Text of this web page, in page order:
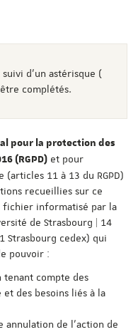
suivi d'un astérisque (
complétés.
pour la protection des
(RGPD) et pour
11 à 13 du RGPD)
recueillies sur ce
fichier informatisé par la
de Strasbourg | 14
Strasbourg cedex) qui
pouvoir :
compte des
des besoins liés à la
annulation de l'action de